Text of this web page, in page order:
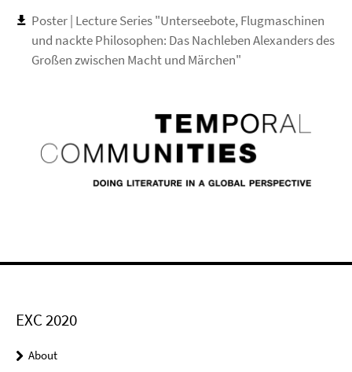
Poster | Lecture Series "Unterseebote, Flugmaschinen
und nackte Philosophen: Das Nachleben Alexanders des
Großen zwischen Macht und Märchen"
EXC 2020
About